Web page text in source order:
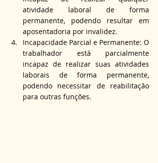
atividade laboral de forma
permanente, podendo resultar em
aposentadoria por invalidez.
Incapacidade Parcial e Permanente: O
trabalhador está parcialmente
incapaz de realizar suas atividades
laborais de forma permanente,
podendo necessitar de reabilitação
para outras funções.